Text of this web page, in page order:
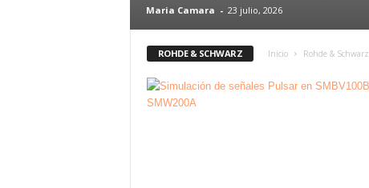
Maria Camara - 23 julio, 2026
ROHDE & SCHWARZ Inicio Rohde & Schwarz